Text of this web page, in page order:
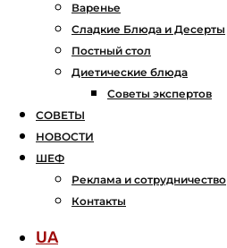
Варенье
Сладкие Блюда и Десерты
Постный стол
Диетические блюда
Советы экспертов
СОВЕТЫ
НОВОСТИ
ШЕФ
Реклама и сотрудничество
Контакты
UA